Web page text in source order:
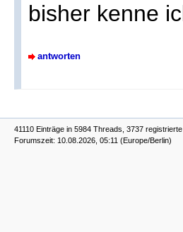
bisher kenne
antworten
41110 Einträge in 5984 Threads, 3737
Forumszeit: 10.08.2026, 05:11 (Europe/Berlin)